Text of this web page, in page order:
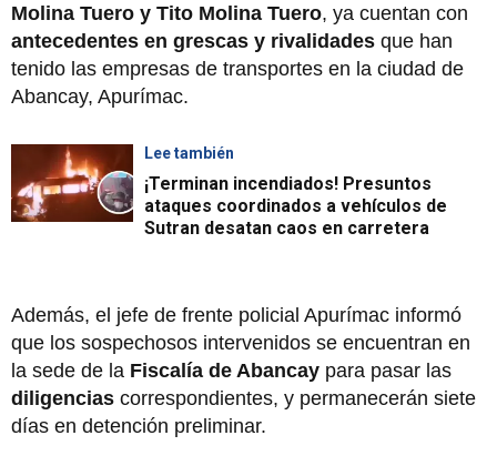
Molina Tuero y Tito Molina Tuero, ya cuentan con
antecedentes en grescas y rivalidades que han
tenido las empresas de transportes en la ciudad de
Abancay, Apurímac.
Lee también
¡Terminan incendiados! Presuntos
ataques coordinados a vehículos de
Sutran desatan caos en carretera
Además, el jefe de frente policial Apurímac informó
que los sospechosos intervenidos se encuentran en
la sede de la Fiscalía de Abancay para pasar las
diligencias correspondientes, y permanecerán siete
días en detención preliminar.